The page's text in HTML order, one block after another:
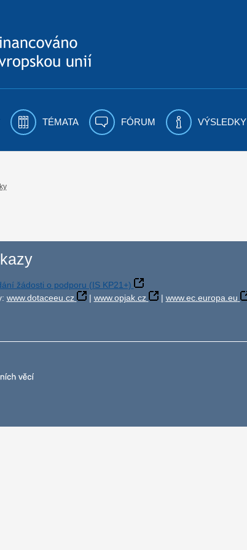
TÉMATA FÓRUM VÝSLEDKY
žádosti o podporu (IS KP21+)
www.dotaceeu.cz | www.opjak.cz | www.ec.europa.eu